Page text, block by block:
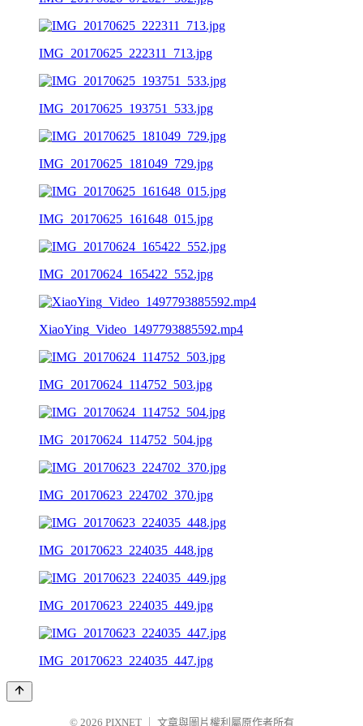
IMG_20170625_222311_713.jpg
IMG_20170625_193751_533.jpg
IMG_20170625_181049_729.jpg
IMG_20170625_161648_015.jpg
IMG_20170624_165422_552.jpg
XiaoYing_Video_1497793885592.mp4
IMG_20170624_114752_503.jpg
IMG_20170624_114752_504.jpg
IMG_20170623_224702_370.jpg
IMG_20170623_224035_448.jpg
IMG_20170623_224035_449.jpg
IMG_20170623_224035_447.jpg
© 2026 PIXNET 文章與圖片權利屬原作者所有